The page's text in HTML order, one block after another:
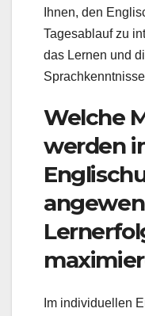
Ihnen, den
Tagesablauf zu
das Lernen und
Welche
werden
Im individuellen